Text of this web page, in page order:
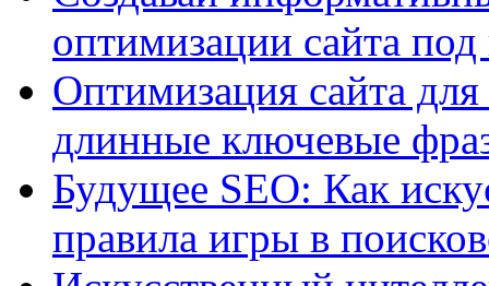
оптимизации сайта
Оптимизация сайта
длинные ключевые
Будущее SEO: Как
правила игры в